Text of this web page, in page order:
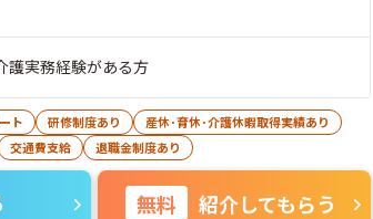
実務経験がある方
ト 研修制度あり
産休･育休･介護休暇取得実績あり
交通費支給 退職金制度あり
無料 紹介してもらう